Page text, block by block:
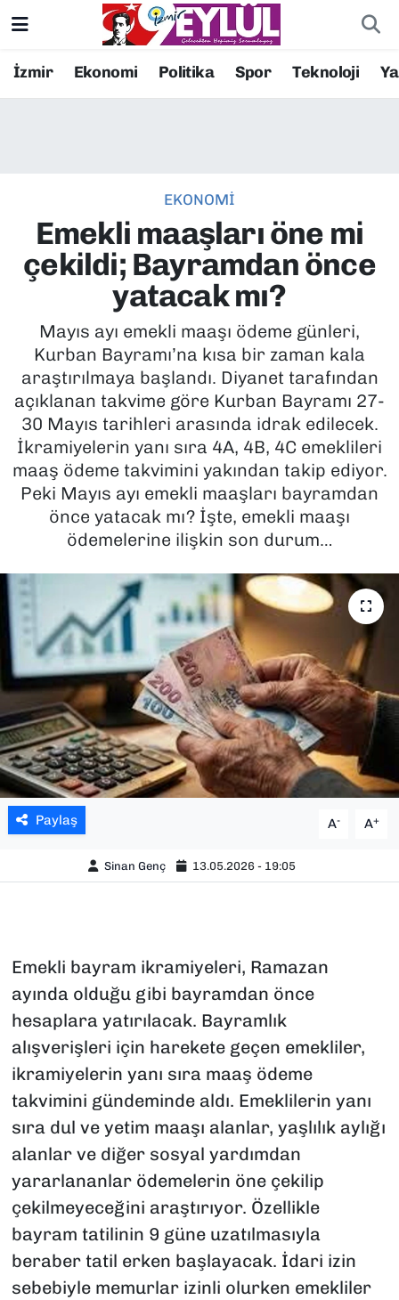
İzmir Ekonomi Politika Spor Teknoloji
EKONOMİ
Emekli maaşları öne mi
çekildi; Bayramdan önce
yatacak mı?
Mayıs ayı emekli maaşı ödeme günleri,
Kurban Bayramı’na kısa bir zaman kala
araştırılmaya başlandı. Diyanet tarafından
açıklanan takvime göre Kurban Bayramı 27-
30 Mayıs tarihleri arasında idrak edilecek.
İkramiyelerin yanı sıra 4A, 4B, 4C emeklileri
maaş ödeme takvimini yakından takip ediyor.
Peki Mayıs ayı emekli maaşları bayramdan
önce yatacak mı? İşte, emekli maaşı
ödemelerine ilişkin son durum…
Paylaş A- A+
Sinan Genç 13.05.2026 - 19:05
Emekli bayram ikramiyeleri, Ramazan
ayında olduğu gibi bayramdan önce
hesaplara yatırılacak. Bayramlık
alışverişleri için harekete geçen emekliler,
ikramiyelerin yanı sıra maaş ödeme
takvimini gündeminde aldı. Emeklilerin yanı
sıra dul ve yetim maaşı alanlar, yaşlılık aylığı
alanlar ve diğer sosyal yardımdan
yararlananlar ödemelerin öne çekilip
çekilmeyeceğini araştırıyor. Özellikle
bayram tatilinin 9 güne uzatılmasıyla
beraber tatil erken başlayacak. İdari izin
sebebiyle memurlar izinli olurken emekliler
Resmi İlanlar
EKONOMİ
KÜLTÜR SANAT
MAGAZİN
POLİTİKA
SAĞLIK
SPOR
TEKNOLOJİ
YEREL YÖNETİMLER
Konak Nöbetçi Eczaneler
Süper Lig Puan Durumu ve Fikstür
Tüm Manşetler
Son Dakika Haberleri
Haber Arşivi